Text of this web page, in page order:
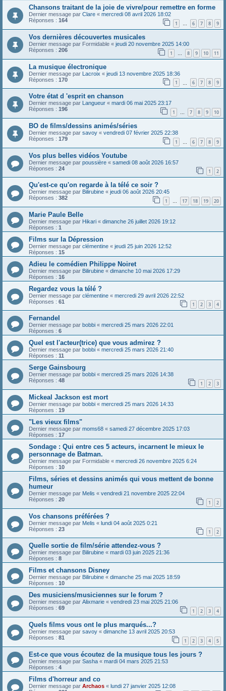
Chansons traitant de la joie de vivre/pour remettre en forme
Dernier message par Clare « mercredi 08 avril 2026 18:02
Réponses : 164 1 … 6 7 8 9
Vos dernières découvertes musicales
Dernier message par Formidable « jeudi 20 novembre 2025 14:00
Réponses : 206 1 … 8 9 10 11
La musique électronique
Dernier message par Lacroix « jeudi 13 novembre 2025 18:36
Réponses : 170 1 6 7 8 9
Votre état d 'esprit en chanson
Dernier message par Langueur « mardi 06 mai 2025 23:17
Réponses : 196 1 … 7 8 9 10
BO de films/dessins animés/séries
Dernier message par savoy « vendredi 07 février 2025 22:38
Réponses : 179 1 … 6 7 8 9
Vos plus belles vidéos Youtube
Dernier message par poussière « samedi 08 août 2026 16:57
Réponses : 24 1 2
Qu'est-ce qu'on regarde à la télé ce soir ?
Dernier message par Bilirubine « jeudi 06 août 2026 20:45
Réponses : 382 1 … 17 18 19 20
Marie Paule Belle
Dernier message par Hikari « dimanche 26 juillet 2026 19:12
Réponses : 1
Films sur la Dépression
Dernier message par clémentine « jeudi 25 juin 2026 12:52
Réponses : 15
Adieu le comédien Philippe Noiret
Dernier message par Bilirubine « dimanche 10 mai 2026 17:29
Réponses : 16
Regardez vous la télé ?
Dernier message par clémentine « mercredi 29 avril 2026 22:52
Réponses : 61 1 2 3 4
Fernandel
Dernier message par bobbi « mercredi 25 mars 2026 22:01
Réponses : 6
Quel est l'acteur(trice) que vous admirez ?
Dernier message par bobbi « mercredi 25 mars 2026 21:40
Réponses : 11
Serge Gainsbourg
Dernier message par bobbi « mercredi 25 mars 2026 14:38
Réponses : 48 1 2 3
Mickeal Jackson est mort
Dernier message par bobbi « mercredi 25 mars 2026 14:33
Réponses : 19
"Les vieux films"
Dernier message par moms68 « samedi 27 décembre 2025 17:03
Réponses : 17
Sondage : Qui entre ces 5 acteurs, incarnent le mieux le
personnage de Batman.
Dernier message par Formidable « mercredi 26 novembre 2025 6:24
Réponses : 10
Films, séries et dessins animés qui vous mettent de bonne
humeur
Dernier message par Melis « vendredi 21 novembre 2025 22:04
Réponses : 20 1 2
Vos chansons préférées ?
Dernier message par Melis « lundi 04 août 2025 0:21
Réponses : 23 1 2
Quelle sortie de film/série attendez-vous ?
Dernier message par Bilirubine « mardi 03 juin 2025 21:36
Réponses : 8
Films et chansons Disney
Dernier message par Bilirubine « dimanche 25 mai 2025 18:59
Réponses : 10
Des musiciens/musiciennes sur le forum ?
Dernier message par Alixmarie « vendredi 23 mai 2025 21:06
Réponses : 69 1 2 3 4
Quels films vous ont le plus marqués...?
Dernier message par savoy « dimanche 13 avril 2025 20:53
Réponses : 81 1 2 3 4 5
Est-ce que vous écoutez de la musique tous les jours ?
Dernier message par Sasha « mardi 04 mars 2025 21:53
Réponses : 4
Films d'horreur and co
Dernier message par Archaos « lundi 27 janvier 2025 12:08